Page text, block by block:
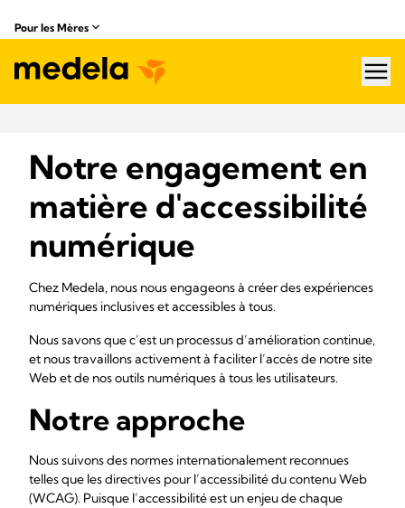
Pour les Mères
Notre engagement en
matière d'accessibilité
numérique
Chez Medela, nous nous engageons à créer des expériences
numériques inclusives et accessibles à tous.
Nous savons que c’est un processus d’amélioration continue,
et nous travaillons activement à faciliter l’accès de notre site
Web et de nos outils numériques à tous les utilisateurs.
Notre approche
Nous suivons des normes internationalement reconnues
telles que les directives pour l’accessibilité du contenu Web
(WCAG). Puisque l’accessibilité est un enjeu de chaque